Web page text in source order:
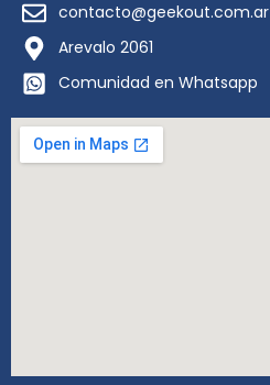
contacto@geekout.com.ar
Arevalo 2061
Comunidad en Whatsapp